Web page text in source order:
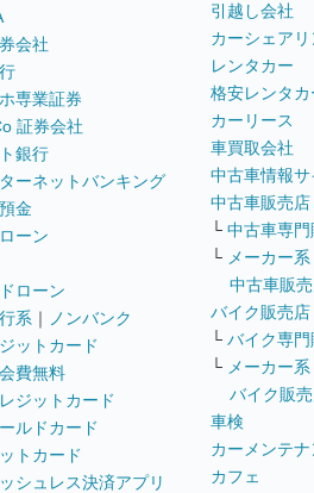
会社
専業証券
証券会社
銀行
ーネットバンキング
金
ーン
ローン
系 ｜
ノンバンク
ットカード
費無料
ジットカード
ルドカード
トカード
シュレス決済アプリ
引越し会社
カーシェア
レンタカー
格安レンタカ
カーリース
車買取会社
中古車情報サ
中古車販売店
└ 中古車専
└ メーカー系
中古車販
バイク販売店
└ バイク専
└ メーカー系
バイク販
車検
カーメンテ
カフェ